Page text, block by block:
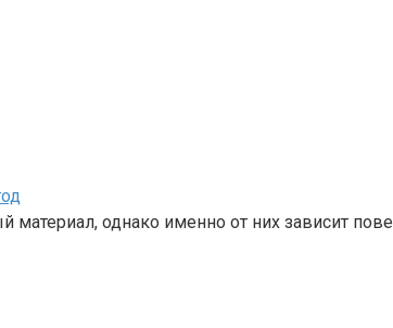
однако именно от них зависит